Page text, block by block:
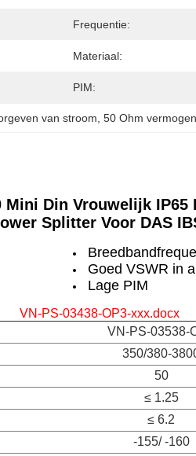
Frequentie:
Materiaal:
PIM:
van stroom , 50 Ohm
Mini Din Vrouwelijk
Splitter Voor DAS
Goed VSWR in
Lage PIM
VN-PS-03438-OP3-xxx.docx
VN-PS-03538-
350/380-
50
≤ 1.25
≤ 6.2
-155/ -160